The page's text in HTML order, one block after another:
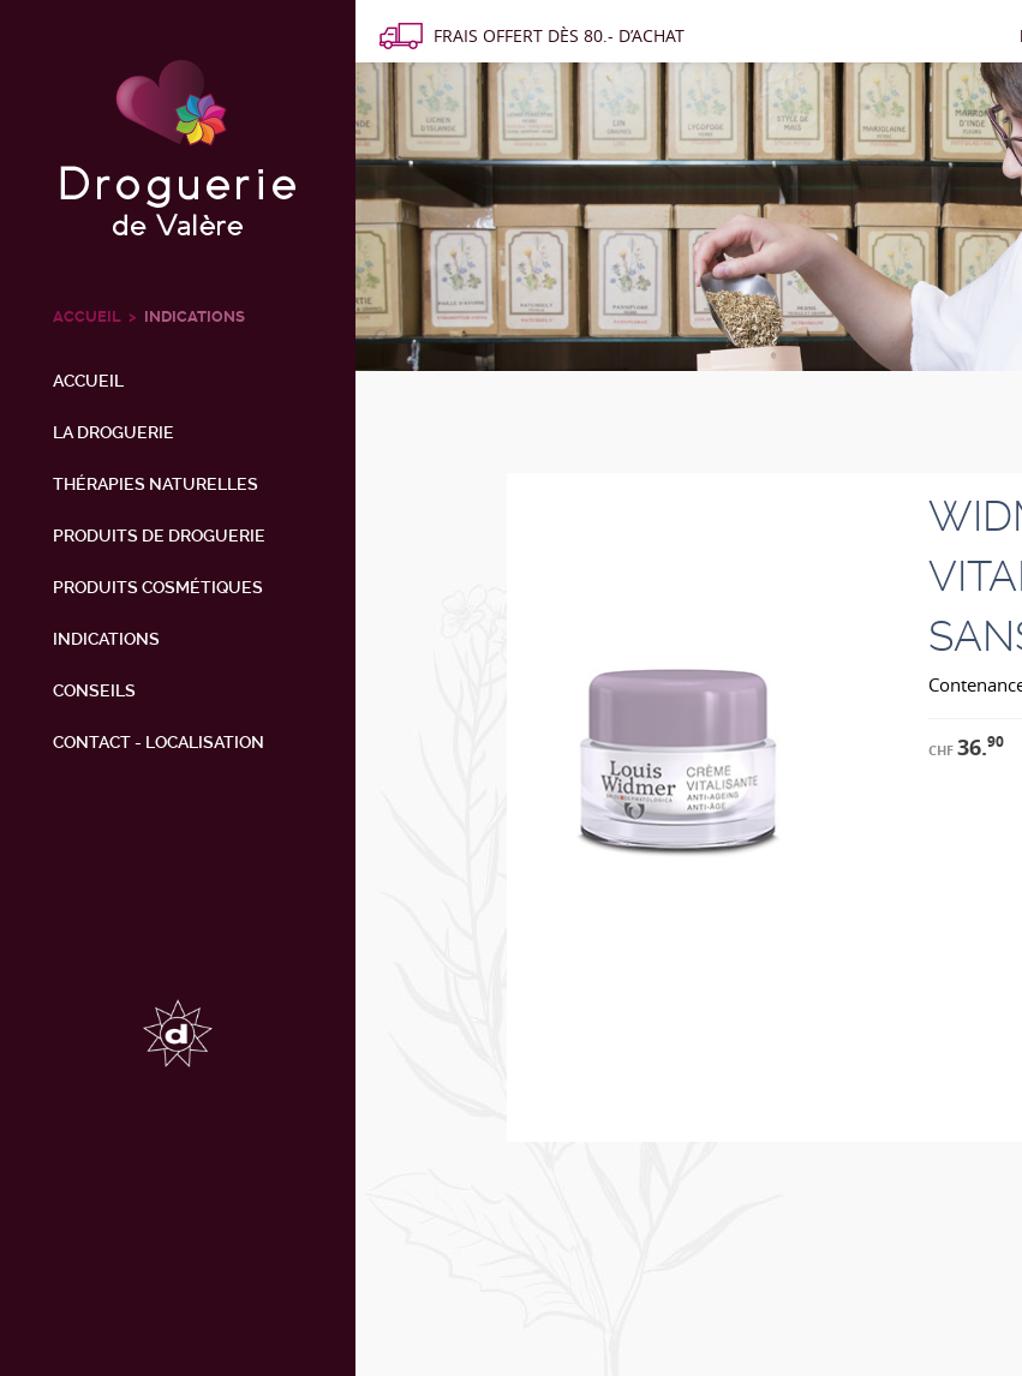
ACCUEIL INDICATIONS
ACCUEIL
LA DROGUERIE
THÉRAPIES NATURELLES
PRODUITS DE DROGUERIE
PRODUITS COSMÉTIQUES
INDICATIONS
CONSEILS
CONTACT - LOCALISATION
FRAIS OFFERT DÈS 80.- D’ACHAT
CHF 36.90